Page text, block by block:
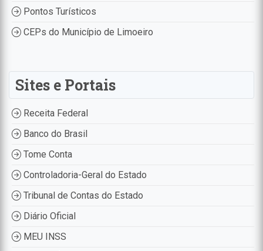
Pontos Turísticos
CEPs do Município de Limoeiro
Sites e Portais
Receita Federal
Banco do Brasil
Tome Conta
Controladoria-Geral do Estado
Tribunal de Contas do Estado
Diário Oficial
MEU INSS